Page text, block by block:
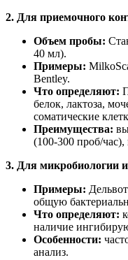
2. Для приемочного
Объем пробы:
40 мл).
Примеры:
Bentley.
Что определяют:
белок, лактоза,
соматические
Преимущества:
(100-300 проб/
3. Для микробиологии и
Примеры:
общую
Что определяют:
наличие
Особенности:
анализ.